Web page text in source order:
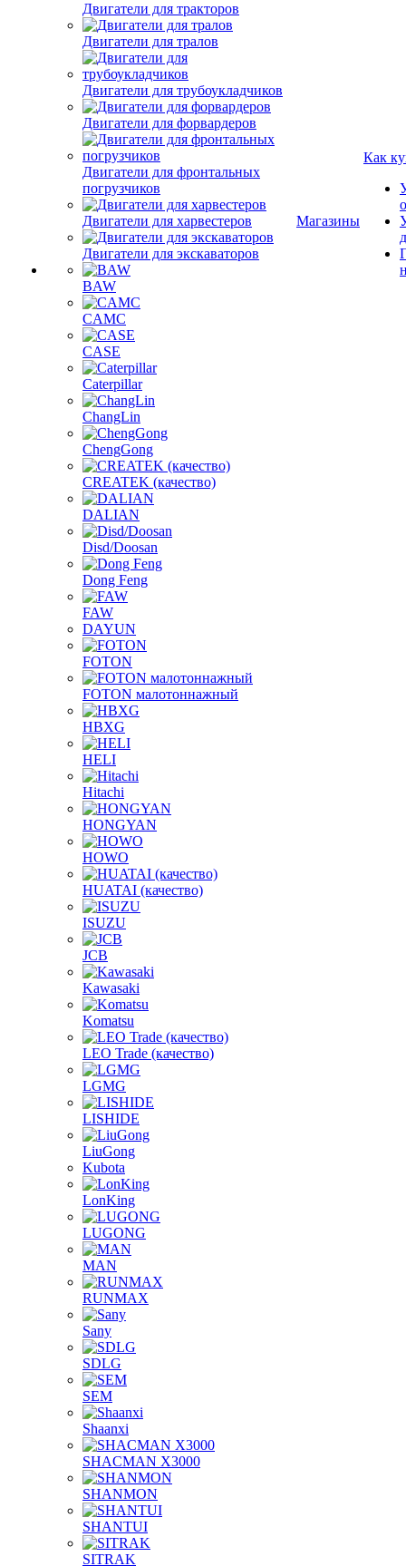
Двигатели для тракторов
Двигатели для тралов
Двигатели для трубоукладчиков
Двигатели для форвардеров
Двигатели для фронтальных
погрузчиков
Двигатели для харвестеров
Двигатели для экскаваторов
BAW
CAMC
CASE
Caterpillar
ChangLin
ChengGong
CREATEK (качество)
DALIAN
Disd/Doosan
Dong Feng
FAW
DAYUN
FOTON
FOTON малотоннажный
HBXG
HELI
Hitachi
HONGYAN
HOWO
HUATAI (качество)
ISUZU
JCB
Kawasaki
Komatsu
LEO Trade (качество)
LGMG
LISHIDE
LiuGong
Kubota
LonKing
LUGONG
MAN
RUNMAX
Sany
SDLG
SEM
Shaanxi
SHACMAN X3000
SHANMON
SHANTUI
SITRAK
Магазины
Как